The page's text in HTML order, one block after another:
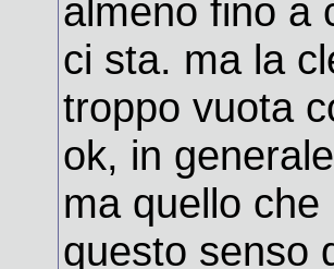
almeno fino a
ci sta. ma la
troppo vuota
ok, in
ma quello
questo senso